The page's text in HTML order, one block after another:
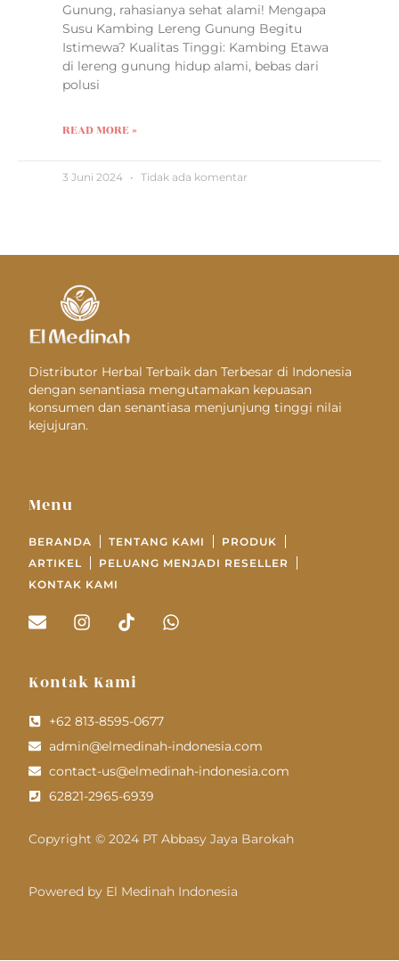
Gunung, rahasianya sehat alami! Mengapa
Susu Kambing Lereng Gunung Begitu
Istimewa? Kualitas Tinggi: Kambing Etawa
di lereng gunung hidup alami, bebas dari
polusi
READ MORE »
3 Juni 2024 Tidak ada komentar
Distributor Herbal Terbaik dan Terbesar di Indonesia
dengan senantiasa mengutamakan kepuasan
konsumen dan senantiasa menjunjung tinggi nilai
kejujuran.
Menu
BERANDA TENTANG KAMI
PRODUK
ARTIKEL
PELUANG MENJADI RESELLER
KONTAK KAMI
Kontak Kami
+62 813-8595-0677
admin@elmedinah-indonesia.com
contact-us@elmedinah-indonesia.com
62821-2965-6939
Copyright © 2024 PT Abbasy Jaya Barokah
Powered by El Medinah Indonesia